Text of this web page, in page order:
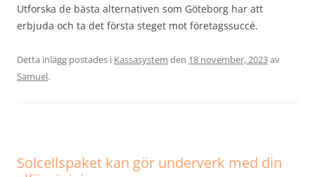
Utforska de bästa alternativen som Göteborg har att
erbjuda och ta det första steget mot företagssuccé.
Detta inlägg postades i Kassasystem den 18 november, 2023av
Samuel.
Solcellspaket kan gör underverk med din